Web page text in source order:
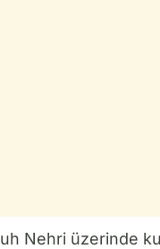
Nehri üzerinde